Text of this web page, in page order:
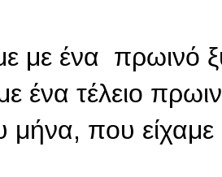
με ένα πρωινό
ένα τέλειο
μήνα, που είχαμε